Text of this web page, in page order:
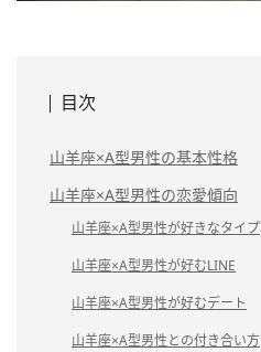
目次
山羊座×A型男性の基本性格
山羊座×A型男性の恋愛傾向
山羊座×A型男性が好きなタイプ
山羊座×A型男性が好むLINE
山羊座×A型男性が好むデート
山羊座×A型男性との付き合い方